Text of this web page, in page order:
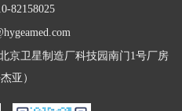
82158025
京卫星制造厂科技园南门1号厂房
亚）